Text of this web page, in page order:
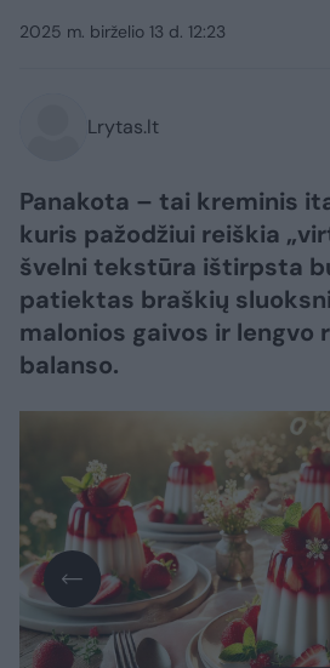
2025 m. birželio 13 d. 12:23
Lrytas.lt
Panakota – tai kreminis
kuris pažodžiui reiškia
švelni tekstūra ištirpsta
patiektas braškių
malonios gaivos ir lengvo
balanso.